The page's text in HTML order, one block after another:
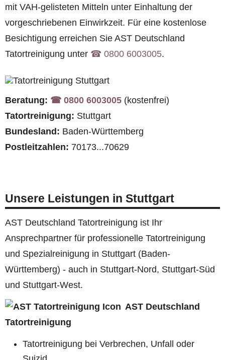
mit VAH-gelisteten Mitteln unter Einhaltung der
vorgeschriebenen Einwirkzeit. Für eine kostenlose
Besichtigung erreichen Sie AST Deutschland
Tatortreinigung unter ☎︎ 0800 6003005.
Beratung: ☎︎ 0800 6003005 (kostenfrei)
Tatortreinigung: Stuttgart
Bundesland: Baden-Württemberg
Postleitzahlen: 70173...70629
Unsere Leistungen in Stuttgart
AST Deutschland Tatortreinigung ist Ihr
Ansprechpartner für professionelle Tatortreinigung
und Spezialreinigung in Stuttgart (Baden-
Württemberg) - auch in Stuttgart-Nord, Stuttgart-Süd
und Stuttgart-West.
AST Deutschland
Tatortreinigung
Tatortreinigung bei Verbrechen, Unfall oder